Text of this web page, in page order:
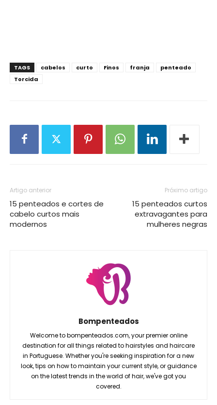
TAGS cabelos curto Finos franja
penteado
Torcida
Artigo anterior
15 penteados e cortes de
cabelo curtos mais
modernos
Próximo artigo
15 penteados curtos
extravagantes para
mulheres negras
Bompenteados
Welcome to bompenteados.com, your premier online
destination for all things related to hairstyles and haircare
in Portuguese. Whether you're seeking inspiration for a new
look, tips on how to maintain your current style, or guidance
on the latest trends in the world of hair, we've got you
covered.